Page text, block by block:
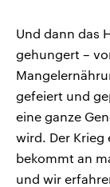
Und dann das
gehungert –
gefeiert und
eine ganze
wird. Der
bekommt an
und wir